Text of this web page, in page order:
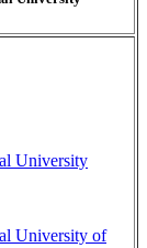
University
University of